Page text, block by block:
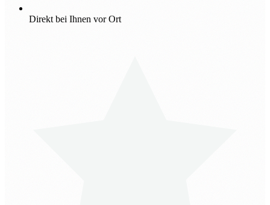
Direkt bei Ihnen vor Ort